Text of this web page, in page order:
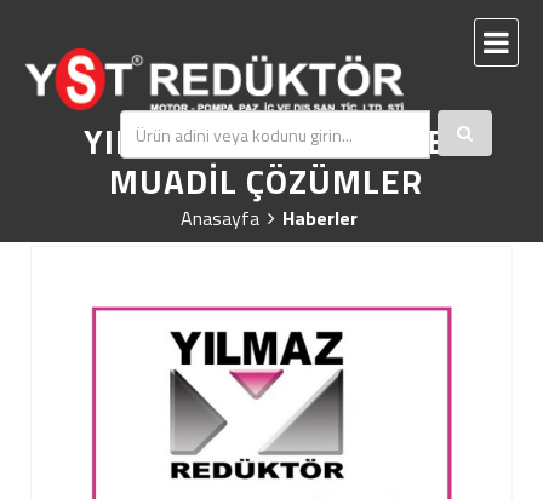
YILMAZ REDÜKTÖR İLE
MUADİL ÇÖZÜMLER
Anasayfa Haberler